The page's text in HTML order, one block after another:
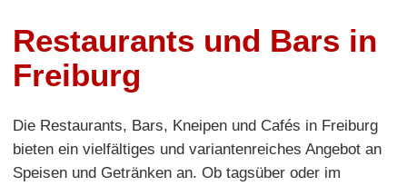
Restaurants und Bars in
Freiburg
Die Restaurants, Bars, Kneipen und Cafés in Freiburg
bieten ein vielfältiges und variantenreiches Angebot an
Speisen und Getränken an. Ob tagsüber oder im